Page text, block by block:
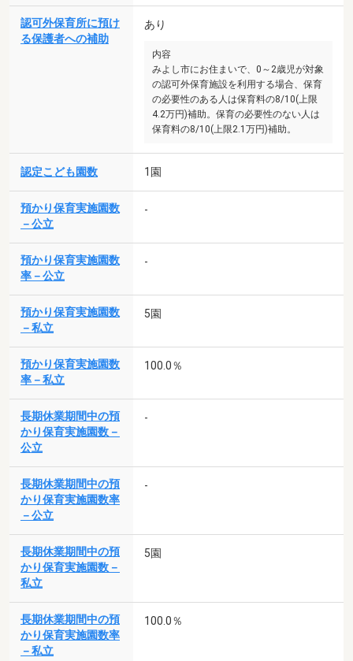
認可外保育所に預け
る保護者への補助
あり
内容
みよし市にお住まいで、0～2歳児が対象
の認可外保育施設を利用する場合、保育
の必要性のある人は保育料の8/10(上限
4.2万円)補助。保育の必要性のない人は
保育料の8/10(上限2.1万円)補助。
認定こども園数 1園
預かり保育実施園数
－公立
-
預かり保育実施園数
率－公立
-
預かり保育実施園数
－私立
5園
預かり保育実施園数
率－私立
100.0％
長期休業期間中の預
かり保育実施園数－
公立
-
長期休業期間中の預
かり保育実施園数率
－公立
-
長期休業期間中の預
かり保育実施園数－
私立
5園
長期休業期間中の預
かり保育実施園数率
－私立
100.0％